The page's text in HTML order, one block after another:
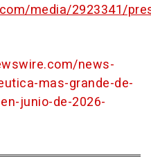
media/2923341/
news-
mas-grande-de-
junio-de-2026-